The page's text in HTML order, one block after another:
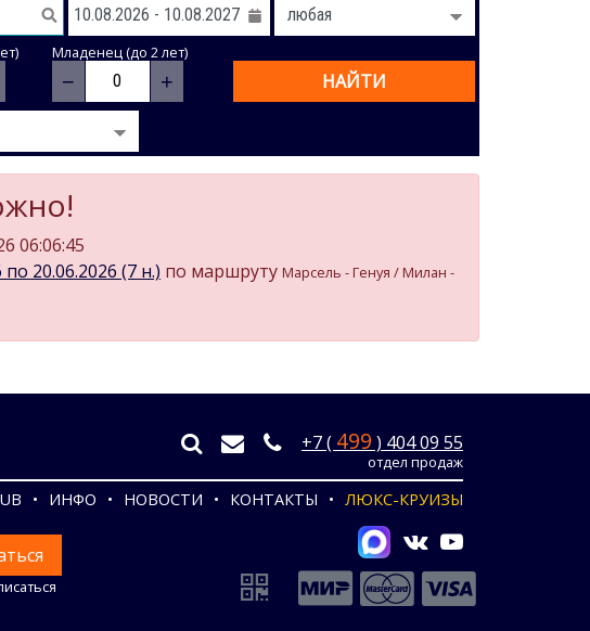
Младенец (до 2 лет)
− + НАЙТИ
06:06:45
20.06.2026 (7 н.) по маршруту Марсель - Генуя / Милан -
+7 ( 499 ) 404 09 55
отдел продаж
ИНФО НОВОСТИ КОНТАКТЫ ЛЮКС-КРУИЗЫ